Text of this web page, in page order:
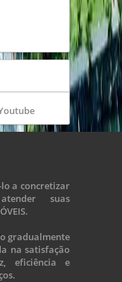
a concretizar
suas
gradualmente
na satisfação
eficiência e